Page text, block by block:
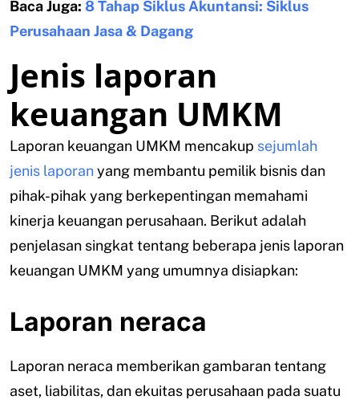
Baca Juga: 8 Tahap Siklus Akuntansi: Siklus
Perusahaan Jasa & Dagang
Jenis laporan
keuangan UMKM
Laporan keuangan UMKM mencakup sejumlah
jenis laporanyang membantu pemilik bisnis dan
pihak-pihak yang berkepentingan memahami
kinerja keuangan perusahaan. Berikut adalah
penjelasan singkat tentang beberapa jenis laporan
keuangan UMKM yang umumnya disiapkan:
Laporan neraca
Laporan neraca memberikan gambaran tentang
aset, liabilitas, dan ekuitas perusahaan pada suatu